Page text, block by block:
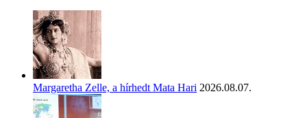
Margaretha Zelle, a hírhedt Mata Hari 2026.08.07.